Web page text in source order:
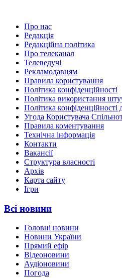
Про нас
Редакція
Редакційна політика
Про телеканал
Телеведучі
Рекламодавцям
Правила користування
Політика конфіденційності
Політика використання
Політика конфіденційності
Угода Користувача
Правила коментування
Технічна інформація
Контакти
Вакансії
Структура власності
Архів
Карта сайту
Ігри
Всі новини
Головні новини
Новини України
Прямий ефір
Відеоновини
Аудіоновини
Погода